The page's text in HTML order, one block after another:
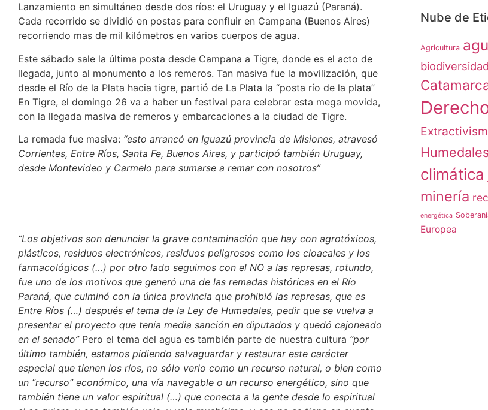
Lanzamiento en simultáneo desde dos ríos: el Uruguay y el Iguazú (Paraná).
Cada recorrido se dividió en postas para confluir en Campana (Buenos Aires)
recorriendo mas de mil kilómetros en varios cuerpos de agua.
Este sábado sale la última posta desde Campana a Tigre, donde es el acto de
llegada, junto al monumento a los remeros. Tan masiva fue la movilización, que
desde el Río de la Plata hacia tigre, partió de La Plata la “posta río de la plata”
En Tigre, el domingo 26 va a haber un festival para celebrar esta mega movida,
con la llegada masiva de remeros y embarcaciones a la ciudad de Tigre.
La remada fue masiva: “esto arrancó en Iguazú provincia de Misiones, atravesó
Corrientes, Entre Ríos, Santa Fe, Buenos Aires, y participó también Uruguay,
desde Montevideo y Carmelo para sumarse a remar con nosotros”
“Los objetivos son denunciar la grave contaminación que hay con agrotóxicos,
plásticos, residuos electrónicos, residuos peligrosos como los cloacales y los
farmacológicos (…) por otro lado seguimos con el NO a las represas, rotundo,
fue uno de los motivos que generó una de las remadas históricas en el Río
Paraná, que culminó con la única provincia que prohibió las represas, que es
Entre Ríos (…) después el tema de la Ley de Humedales, pedir que se vuelva a
presentar el proyecto que tenía media sanción en diputados y quedó cajoneado
en el senado”Pero el tema del agua es también parte de nuestra cultura “por
último también, estamos pidiendo salvaguardar y restaurar este carácter
especial que tienen los ríos, no sólo verlo como un recurso natural, o bien como
un “recurso” económico, una vía navegable o un recurso energético, sino que
también tiene un valor espiritual (…) que conecta a la gente desde lo espiritual
Nube de
Agricultura
biodiversidad
climática
minería
energética
Europea